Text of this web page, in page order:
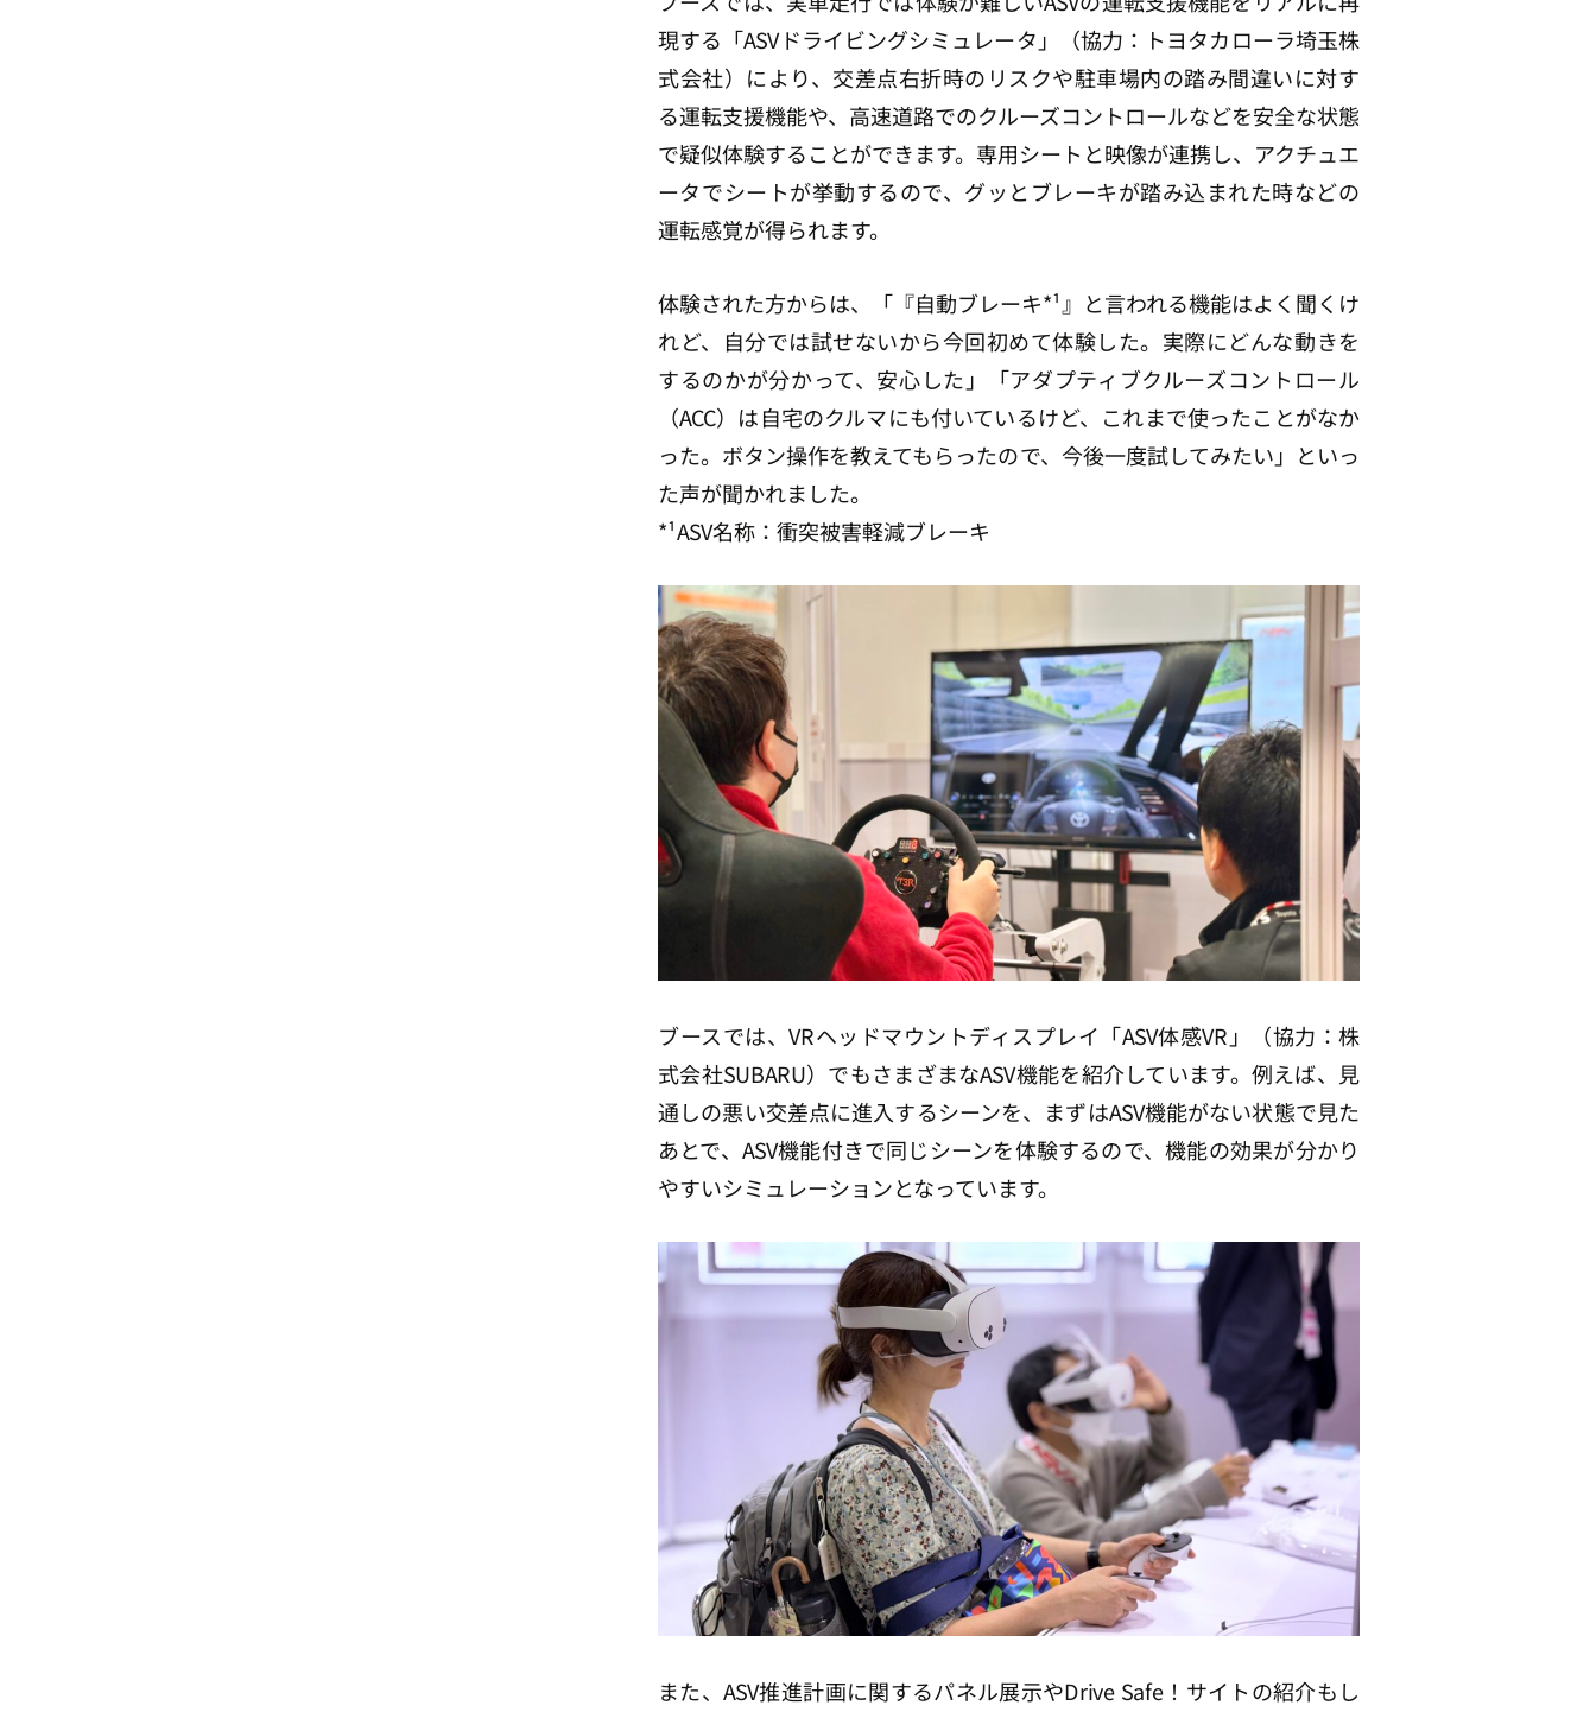
現する「ASVドライビングシミュレータ」（協力：トヨタカローラ埼玉株
式会社）により、交差点右折時のリスクや駐車場内の踏み間違いに対す
る運転支援機能や、高速道路でのクルーズコントロールなどを安全な状態
で疑似体験することができます。専用シートと映像が連携し、アクチュエ
ータでシートが挙動するので、グッとブレーキが踏み込まれた時などの
運転感覚が得られます。
体験された方からは、「『自動ブレーキ*¹』と言われる機能はよく聞くけ
れど、自分では試せないから今回初めて体験した。実際にどんな動きを
するのかが分かって、安心した」「アダプティブクルーズコントロール
（ACC）は自宅のクルマにも付いているけど、これまで使ったことがなか
った。ボタン操作を教えてもらったので、今後一度試してみたい」といっ
た声が聞かれました。
*¹ASV名称：衝突被害軽減ブレーキ
ブースでは、VRヘッドマウントディスプレイ「ASV体感VR」（協力：株
式会社SUBARU）でもさまざまなASV機能を紹介しています。例えば、見
通しの悪い交差点に進入するシーンを、まずはASV機能がない状態で見た
あとで、ASV機能付きで同じシーンを体験するので、機能の効果が分かり
やすいシミュレーションとなっています。
また、ASV推進計画に関するパネル展示やDrive Safe！サイトの紹介もし